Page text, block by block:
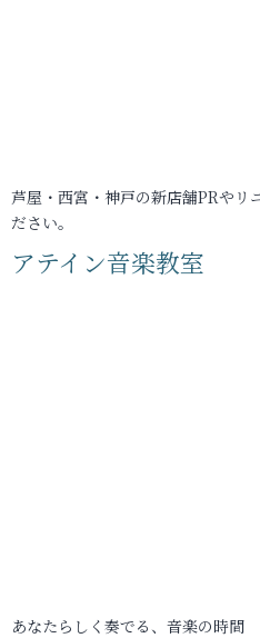
芦屋・西宮・神戸の新店舗PRやリ
ださい。
アテイン音楽教室
あなたらしく奏でる、音楽の時間